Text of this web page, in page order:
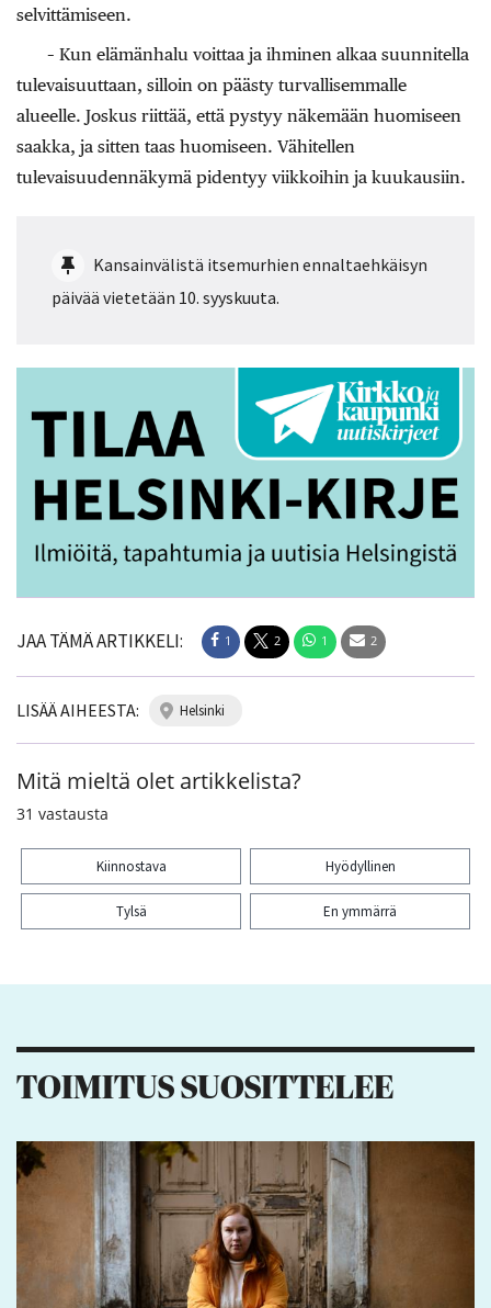
selvittämiseen.
– Kun elämänhalu voittaa ja ihminen alkaa suunnitella
tulevaisuuttaan, silloin on päästy turvallisemmalle
alueelle. Joskus riittää, että pystyy näkemään huomiseen
saakka, ja sitten taas huomiseen. Vähitellen
tulevaisuudennäkymä pidentyy viikkoihin ja kuukausiin.
Kansainvälistä itsemurhien ennaltaehkäisyn
päivää vietetään 10. syyskuuta.
JAA TÄMÄ ARTIKKELI: 1 2 1 2
LISÄÄ AIHEESTA: helsinki
Mitä mieltä olet artikkelista?
31 vastausta
Kiinnostava Hyödyllinen
Tylsä En ymmärrä
TOIMITUS SUOSITTELEE